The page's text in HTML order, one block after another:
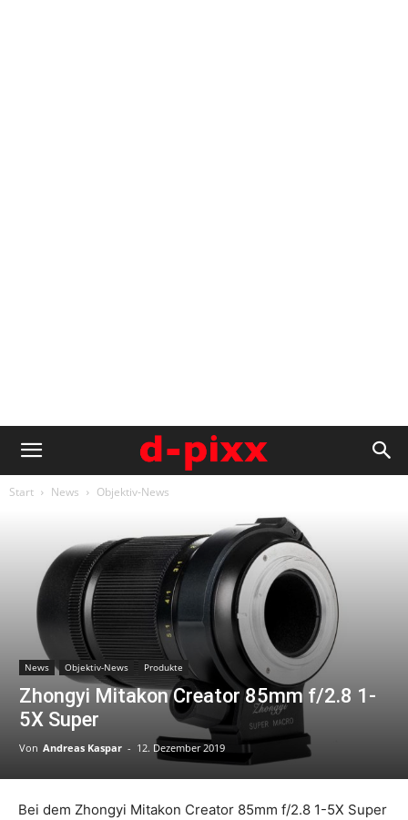
Start News Objektiv-News
News Objektiv-News Produkte
Zhongyi Mitakon Creator 85mm f/2.8 1-
5X Super
Von Andreas Kaspar - 12. Dezember 2019
Bei dem Zhongyi Mitakon Creator 85mm f/2.8 1-5X Super